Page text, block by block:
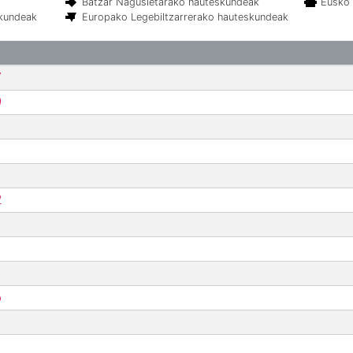
Europako Legebiltzarrerako hauteskundeak